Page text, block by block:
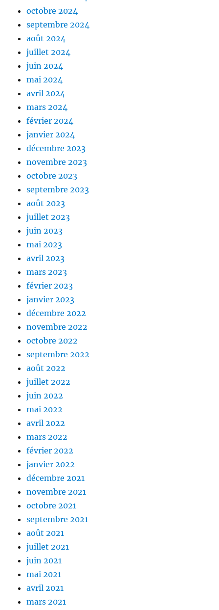
octobre 2024
septembre 2024
août 2024
juillet 2024
juin 2024
mai 2024
avril 2024
mars 2024
février 2024
janvier 2024
décembre 2023
novembre 2023
octobre 2023
septembre 2023
août 2023
juillet 2023
juin 2023
mai 2023
avril 2023
mars 2023
février 2023
janvier 2023
décembre 2022
novembre 2022
octobre 2022
septembre 2022
août 2022
juillet 2022
juin 2022
mai 2022
avril 2022
mars 2022
février 2022
janvier 2022
décembre 2021
novembre 2021
octobre 2021
septembre 2021
août 2021
juillet 2021
juin 2021
mai 2021
avril 2021
mars 2021